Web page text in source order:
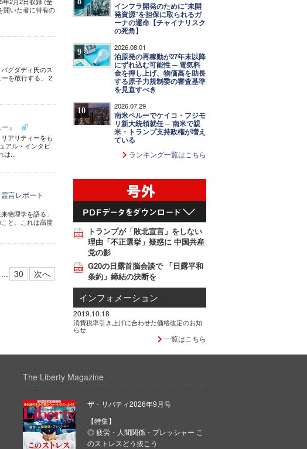
開いた者に特有の
グダディ氏のス
を敢行する」 2
』
アリティーをも
アル・インタビ
は...
言レポート
物理学を語る」
と。これは高度
... 30 次へ
インフラ開発のために"未開
発資源"を担保に取られるガ
ーナの運命【チャイナリスク
の死角】
9 2026.08.01
泊原発の再稼動が27年末以降
にずれ込む可能性 ─ 電気料
金を押し上げ、物価高を助長
する原子力規制委の審査基準
を見直すべき
10 2026.07.29
南米ペルーでケイコ・フジモ
リ新大統領就任 ─ 南米で親
米・トランプ支持政権が増え
ている
ランキング一覧はこちら
トランプが「敗北宣言」をしない
理由「不正選挙」疑惑に 中国共産
党の影
G20の日露首脳会談で 「日露平和
条約」締結の決断を
インフォメーション
2019.10.18
消費税率引き上げに合わせた価格改定のお知
らせ
一覧はこちら
The Liberty Magazine
ザ・リバティ2026年9月号
【特集】
◎ 疲労・人間関係・プレッシャー こ
のストレスどう抜こう